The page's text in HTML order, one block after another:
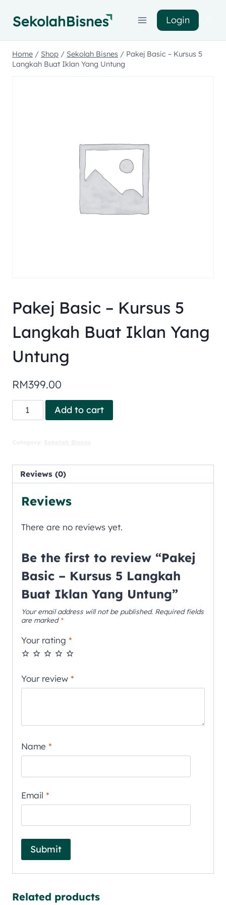
Login
Home / Shop / Sekolah Bisnes / Pakej Basic – Kursus 5
Langkah Buat Iklan Yang Untung
Pakej Basic – Kursus 5
Langkah Buat Iklan Yang
Untung
RM399.00
Add to cart
Reviews (0)
Reviews
There are no reviews yet.
Be the first to review “Pakej
Basic – Kursus 5 Langkah
Buat Iklan Yang Untung”
Your email address will not be published. Required fields
are marked *
Your rating *
Your review *
Name *
Email *
Related products